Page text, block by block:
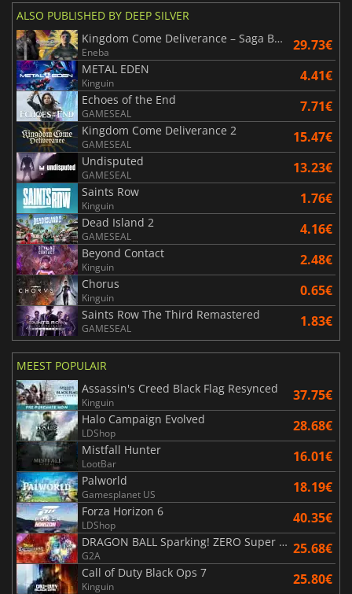
ALSO PUBLISHED BY DEEP SILVER
Kingdom Come Deliverance – Saga Bundle
Eneba 29.73€
METAL EDEN
Kinguin 4.41€
Echoes of the End
GAMESEAL 7.71€
Kingdom Come Deliverance 2
GAMESEAL 15.47€
Undisputed
GAMESEAL 13.23€
Saints Row
Kinguin 1.76€
Dead Island 2
GAMESEAL 4.16€
Beyond Contact
Kinguin 2.48€
Chorus
Kinguin 0.65€
Saints Row The Third Remastered
GAMESEAL 1.83€
MEEST POPULAIR
Assassin's Creed Black Flag Resynced
Kinguin 37.75€
Halo Campaign Evolved
LDShop 28.68€
Mistfall Hunter
LootBar 16.01€
Palworld
Gamesplanet US 18.19€
Forza Horizon 6
LDShop 40.35€
DRAGON BALL Sparking! ZERO Super Limit Breaking NEO
G2A 25.68€
Call of Duty Black Ops 7
Kinguin 25.80€